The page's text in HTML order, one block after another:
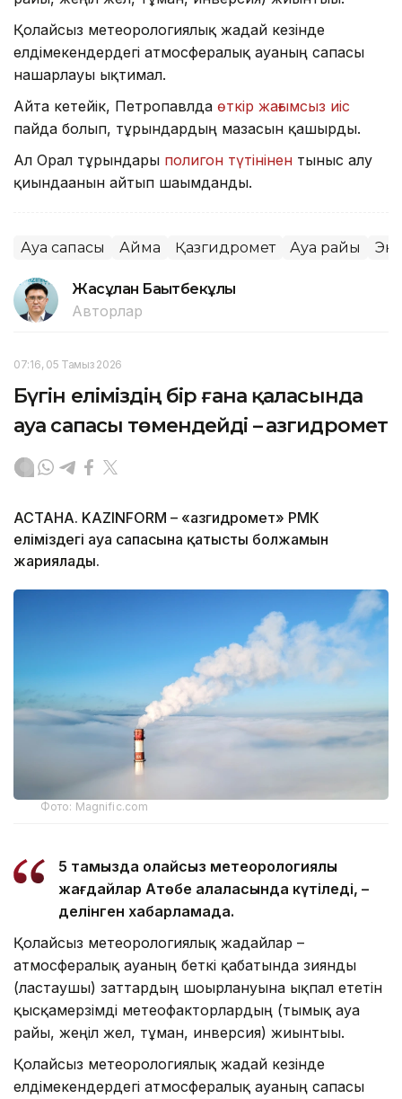
Қолайсыз метеорологиялық жағдай кезінде
елдімекендердегі атмосфералық ауаның сапасы
нашарлауы ықтимал.
Айта кетейік, Петропавлда өткір жағымсыз иіс
пайда болып, тұрғындардың мазасын қашырды.
Ал Орал тұрғындары полигон түтінінен тыныс алу
қиындағанын айтып шағымданды.
Ауа сапасы Аймақ Қазгидромет Ауа райы
Жасұлан Бақытбекұлы
Авторлар
07:16, 05 Тамыз 2026
Бүгін еліміздің бір ғана қаласында
ауа сапасы төмендейді – Қазгидромет
АСТАНА. KAZINFORM – «Қазгидромет» РМК
еліміздегі ауа сапасына қатысты болжамын
жариялады.
Фото: Magnific.com
5 тамызда қолайсыз метеорологиялық
жағдайлар Ақтөбе қалаласында күтіледі, –
делінген хабарламада.
Қолайсыз метеорологиялық жағдайлар –
атмосфералық ауаның беткі қабатында зиянды
(ластаушы) заттардың шоғырлануына ықпал ететін
қысқамерзімді метеофакторлардың (тымық ауа
райы, жеңіл жел, тұман, инверсия) жиынтығы.
Қолайсыз метеорологиялық жағдай кезінде
елдімекендердегі атмосфералық ауаның сапасы